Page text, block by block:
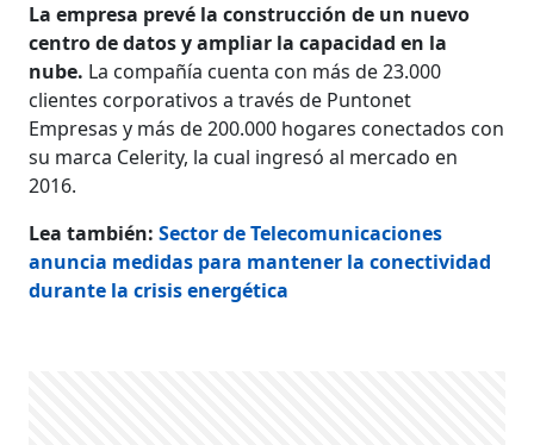
La empresa prevé la construcción de un nuevo
centro de datos y ampliar la ca­pacidad en la
nube. La compañía cuenta con más de 23.000
clientes corporativos a través de Puntonet
Empresas y más de 200.000 hogares conectados con
su marca Celerity, la cual ingresó al merca­do en
2016.
Lea también:Sector de Telecomunicaciones
anuncia medidas para mantener la conectividad
durante la crisis energética